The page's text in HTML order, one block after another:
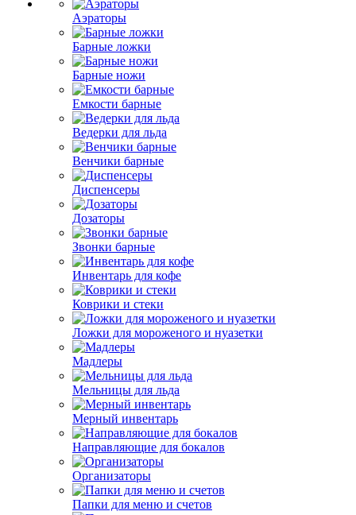
Аэраторы
Барные ложки
Барные ножи
Емкости барные
Ведерки для льда
Венчики барные
Диспенсеры
Дозаторы
Звонки барные
Инвентарь для кофе
Коврики и стеки
Ложки для мороженого и нуазетки
Мадлеры
Мельницы для льда
Мерный инвентарь
Направляющие для бокалов
Организаторы
Папки для меню и счетов